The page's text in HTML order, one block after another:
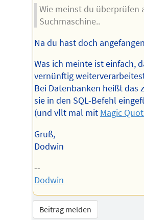
Wie meinst du überprüfen
Suchmaschine..
Na du hast doch
Was ich meinte ist einfach,
vernünftig
Bei Datenbanken heißt das
sie in den SQL-Befehl
(und vllt mal mit Magic
Gruß,
Dodwin
--
Dodwin
Beitrag melden